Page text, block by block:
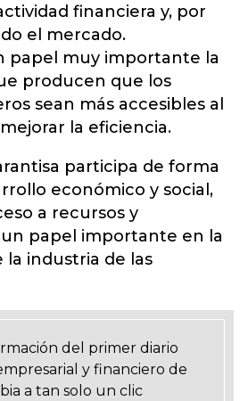
financiera y, por
el mercado.
papel muy importante la
producen que los
sean más accesibles al
la eficiencia.
participa de forma
económico y social,
a recursos y
papel importante en la
la industria de las
del primer diario
y financiero de
a tan solo un clic